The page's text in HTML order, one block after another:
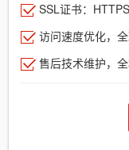
SSL证书：
访问速度优化，
售后技术维护，